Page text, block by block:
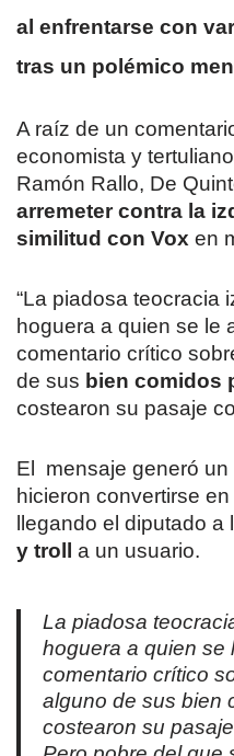
al enfrentarse con
tras un polémico
A raíz de un
economista y
Ramón Rallo, De
arremeter contra la
similitud con Vox en
“La piadosa teocracia
hoguera a quien se le
comentario crítico
de sus bien comidos
costearon su pasaje
El mensaje generó
hicieron convertirse
llegando el diputado a
y troll a un usuario.
La piadosa
hoguera a quien se
comentario crítico
alguno de sus bien
costearon su